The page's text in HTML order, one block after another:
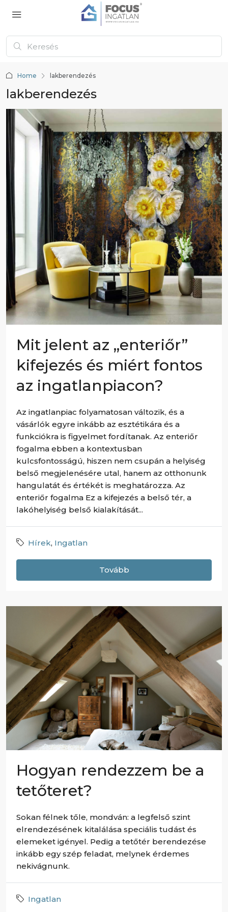
Home lakberendezés
lakberendezés
Mit jelent az „enteriőr”
kifejezés és miért fontos
az ingatlanpiacon?
Az ingatlanpiac folyamatosan változik, és a
vásárlók egyre inkább az esztétikára és a
funkciókra is figyelmet fordítanak. Az enteriőr
fogalma ebben a kontextusban
kulcsfontosságú, hiszen nem csupán a helyiség
belső megjelenésére utal, hanem az otthonunk
hangulatát és értékét is meghatározza. Az
enteriőr fogalma Ez a kifejezés a belső tér, a
lakóhelyiség belső kialakítását...
Hírek, Ingatlan
Tovább
Hogyan rendezzem be a
tetőteret?
Sokan félnek tőle, mondván: a legfelső szint
elrendezésének kitalálása speciális tudást és
elemeket igényel. Pedig a tetőtér berendezése
inkább egy szép feladat, melynek érdemes
nekivágnunk.
Ingatlan